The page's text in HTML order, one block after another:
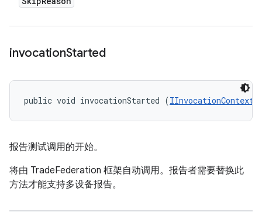
invocationStarted
public void invocationStarted (IInvocationContext
报告测试调用的开始。
将由 TradeFederation 框架自动调用。报告者需要替换此
方法才能支持多设备报告。